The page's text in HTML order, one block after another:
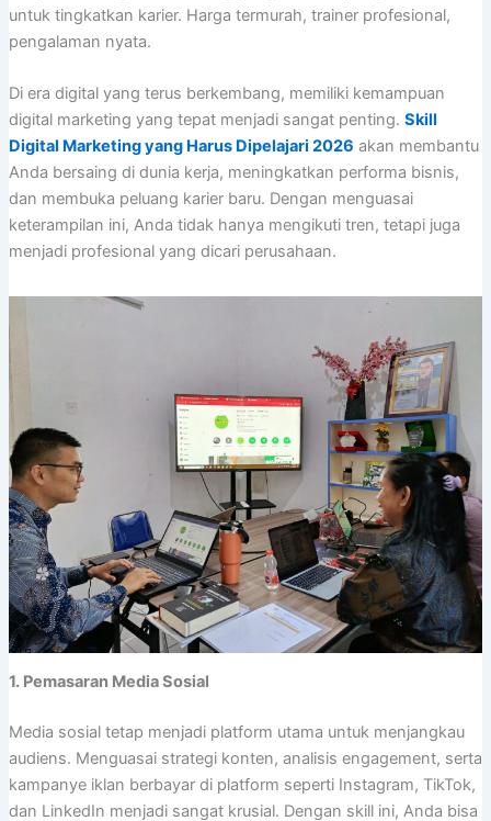
untuk tingkatkan karier. Harga termurah, trainer profesional,
pengalaman nyata.
Di era digital yang terus berkembang, memiliki kemampuan
digital marketing yang tepat menjadi sangat penting. Skill
Digital Marketing yang Harus Dipelajari 2026 akan membantu
Anda bersaing di dunia kerja, meningkatkan performa bisnis,
dan membuka peluang karier baru. Dengan menguasai
keterampilan ini, Anda tidak hanya mengikuti tren, tetapi juga
menjadi profesional yang dicari perusahaan.
1. Pemasaran Media Sosial
Media sosial tetap menjadi platform utama untuk menjangkau
audiens. Menguasai strategi konten, analisis engagement, serta
kampanye iklan berbayar di platform seperti Instagram, TikTok,
dan LinkedIn menjadi sangat krusial. Dengan skill ini, Anda bisa